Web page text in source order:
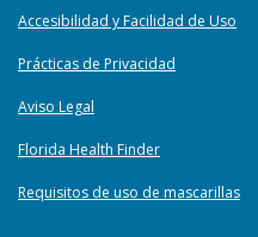
Accesibilidad y Facilidad de Uso
Prácticas de Privacidad
Aviso Legal
Florida Health Finder
Requisitos de uso de mascarillas